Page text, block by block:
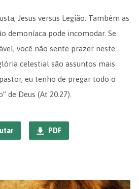
Jesus versus Legião. Também as
demoníaca pode incomodar. Se
você não sente prazer neste
celestial são assuntos mais
eu tenho de pregar todo o
de Deus (At 20.27).
PDF